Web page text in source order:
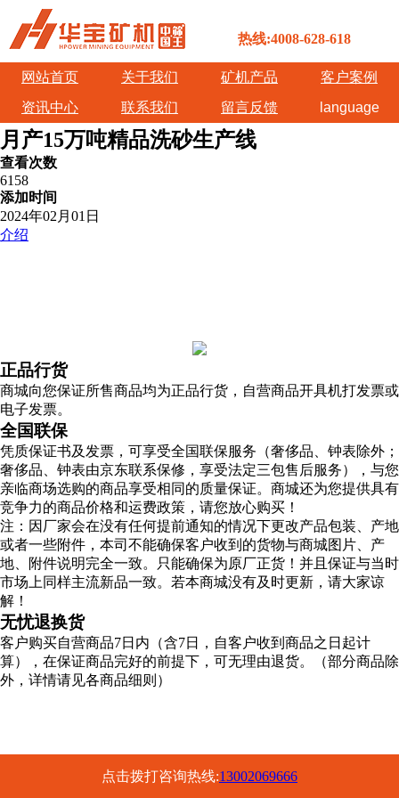
热线:4008-628-618
网站首页 关于我们 矿机产品
客户案例
资讯中心
联系我们 留言反馈 language
月产15万吨精品洗砂生产线
查看次数
6158
添加时间
2024年02月01日
介绍
正品行货
商城向您保证所售商品均为正品行货，自营商品开具机打发票或
电子发票。
全国联保
凭质保证书及发票，可享受全国联保服务（奢侈品、钟表除外；
奢侈品、钟表由京东联系保修，享受法定三包售后服务），与您
亲临商场选购的商品享受相同的质量保证。商城还为您提供具有
竞争力的商品价格和运费政策，请您放心购买！
注：因厂家会在没有任何提前通知的情况下更改产品包装、产地
或者一些附件，本司不能确保客户收到的货物与商城图片、产
地、附件说明完全一致。只能确保为原厂正货！并且保证与当时
市场上同样主流新品一致。若本商城没有及时更新，请大家谅
解！
无忧退换货
客户购买自营商品7日内（含7日，自客户收到商品之日起计
算），在保证商品完好的前提下，可无理由退货。（部分商品除
外，详情请见各商品细则）
点击拨打咨询热线:13002069666